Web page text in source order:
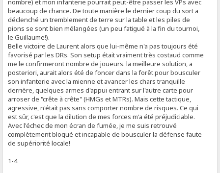
nombre) et mon infanterie pourrait peut-être passer les VPs avec
beaucoup de chance. De toute manière le dernier coup du sort a
déclenché un tremblement de terre sur la table et les piles de
pions se sont bien mélangées (un peu fatigué à la fin du tournoi,
le Guillaume!).
Belle victoire de Laurent alors que lui-même n'a pas toujours été
favorisé par les DRs. Son setup était vraiment très costaud comme
me le confirmeront nombre de joueurs. la meilleure solution, a
posteriori, aurait alors été de foncer dans la forêt pour bousculer
son infanterie avec la mienne et avancer les chars tranquille
derrière, quelques armes d'appui entrant sur l'autre carte pour
arroser de "crête à crête" (HMGs et MTRs). Mais cette tactique,
agressive, n'était pas sans comporter nombre de risques. Ce qui
est sûr, c'est que la dilution de mes forces m'a été préjudiciable.
Avec l'échec de mon écran de fumée, je me suis retrouvé
complètement bloqué et incapable de bousculer la défense faute
de supériorité locale!
1-4